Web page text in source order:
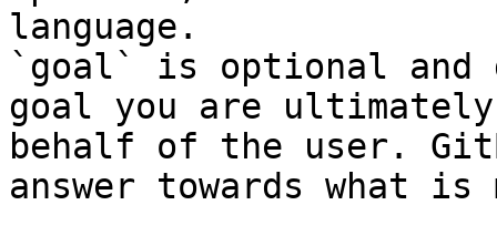
language.
`goal` is optional and
goal you are
behalf of the user.
answer towards what